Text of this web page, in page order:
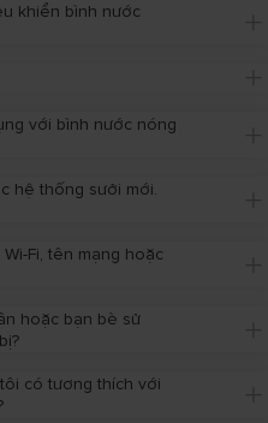
khiển bình nước
với bình nước nóng
hệ thống sưởi mới.
Fi, tên mạng hoặc
hoặc bạn bè sử
có tương thích với